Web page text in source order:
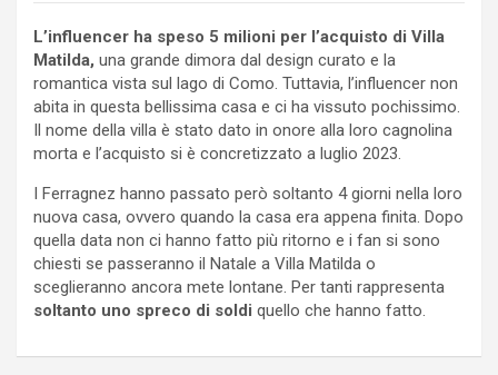
L’influencer ha speso 5 milioni per l’acquisto di Villa
Matilda, una grande dimora dal design curato e la
romantica vista sul lago di Como. Tuttavia, l’influencer non
abita in questa bellissima casa e ci ha vissuto pochissimo.
Il nome della villa è stato dato in onore alla loro cagnolina
morta e l’acquisto si è concretizzato a luglio 2023.
I Ferragnez hanno passato però soltanto 4 giorni nella loro
nuova casa, ovvero quando la casa era appena finita. Dopo
quella data non ci hanno fatto più ritorno e i fan si sono
chiesti se passeranno il Natale a Villa Matilda o
sceglieranno ancora mete lontane. Per tanti rappresenta
soltanto uno spreco di soldi quello che hanno fatto.